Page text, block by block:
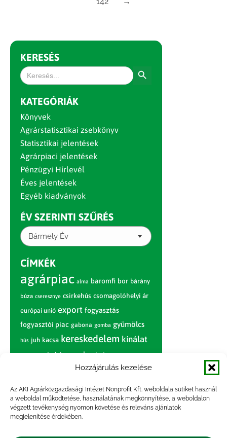
Hozzájárulás kezelése
Az AKI Agrárközgazdasági Intézet Nonprofit Kft. weboldala sütiket használ
a weboldal működtetése, használatának megkönnyítése, a weboldalon
végzett tevékenység nyomon követése és releváns ajánlatok
megjelenítése érdekében.
KERESÉS
Search
for:
KATEGÓRIÁK
Könyvek
Agrárstatisztikai zsebkönyv
Statisztikai jelentések
Agrárpiaci jelentések
Pénzügyi Hírlevél
Éves jelentések
Egyéb kiadványok
ÉV SZERINTI SZŰRÉS
Bármely Év
CÍMKÉK
agrárpiac alma baromfi bor bárány
búza cseresznye csirkehús csomagolóhelyi ár
európai unió export fogyasztás
fogyasztói piac gabona gomba gyümölcs
hús juh kacsa kereskedelem kínálat
körte marhahús nagybani piac narancs
nemzetközi árinformációk
paradicsom piac piaci jelentés
pulyka pulykahús sertés sertéshús
szarvasmarha termelés
termelői